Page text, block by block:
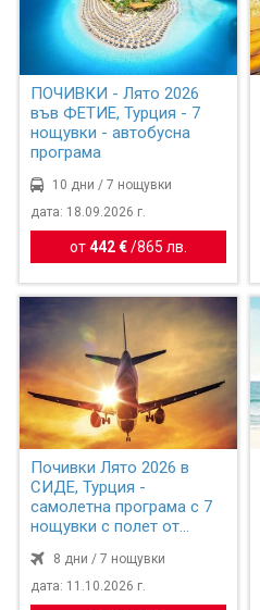
ПОЧИВКИ - Лято 2026
във ФЕТИЕ, Турция - 7
нощувки - автобусна
програма
10 дни / 7 нощувки
дата: 18.09.2026 г.
от442 € /865 лв.
Почивки Лято 2026 в
СИДЕ, Турция -
самолетна програма с 7
нощувки с полет от
8 дни / 7 нощувки
дата: 11.10.2026 г.